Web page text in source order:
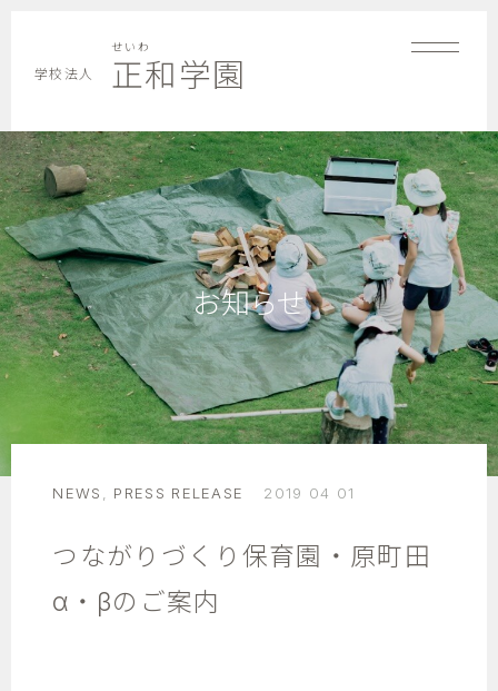
学校法人
せいわ
正和学園
お知らせ
NEWS PRESS RELEASE 2019 04 01
つながりづくり保育園・原町田
α・βのご案内